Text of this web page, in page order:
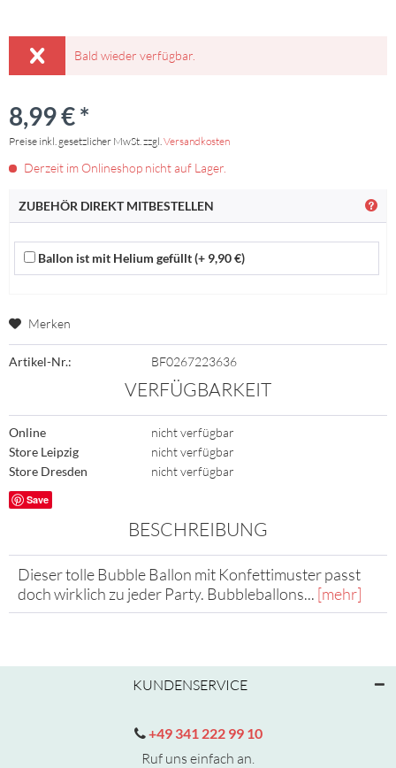
Bald wieder verfügbar.
8,99 € *
Preise inkl. gesetzlicher MwSt. zzgl.Versandkosten
Derzeit im Onlineshop nicht auf Lager.
ZUBEHÖR DIREKT MITBESTELLEN
Ballon ist mit Helium gefüllt (+ 9,90 €)
Merken
Artikel-Nr.: BF0267223636
VERFÜGBARKEIT
Online
nicht verfügbar
Store Leipzig
nicht verfügbar
Store Dresden
nicht verfügbar
Save
BESCHREIBUNG
Dieser tolle Bubble Ballon mit Konfettimuster passt
doch wirklich zu jeder Party. Bubbleballons... [mehr]
KUNDENSERVICE
+49 341 222 99 10
Ruf uns einfach an.